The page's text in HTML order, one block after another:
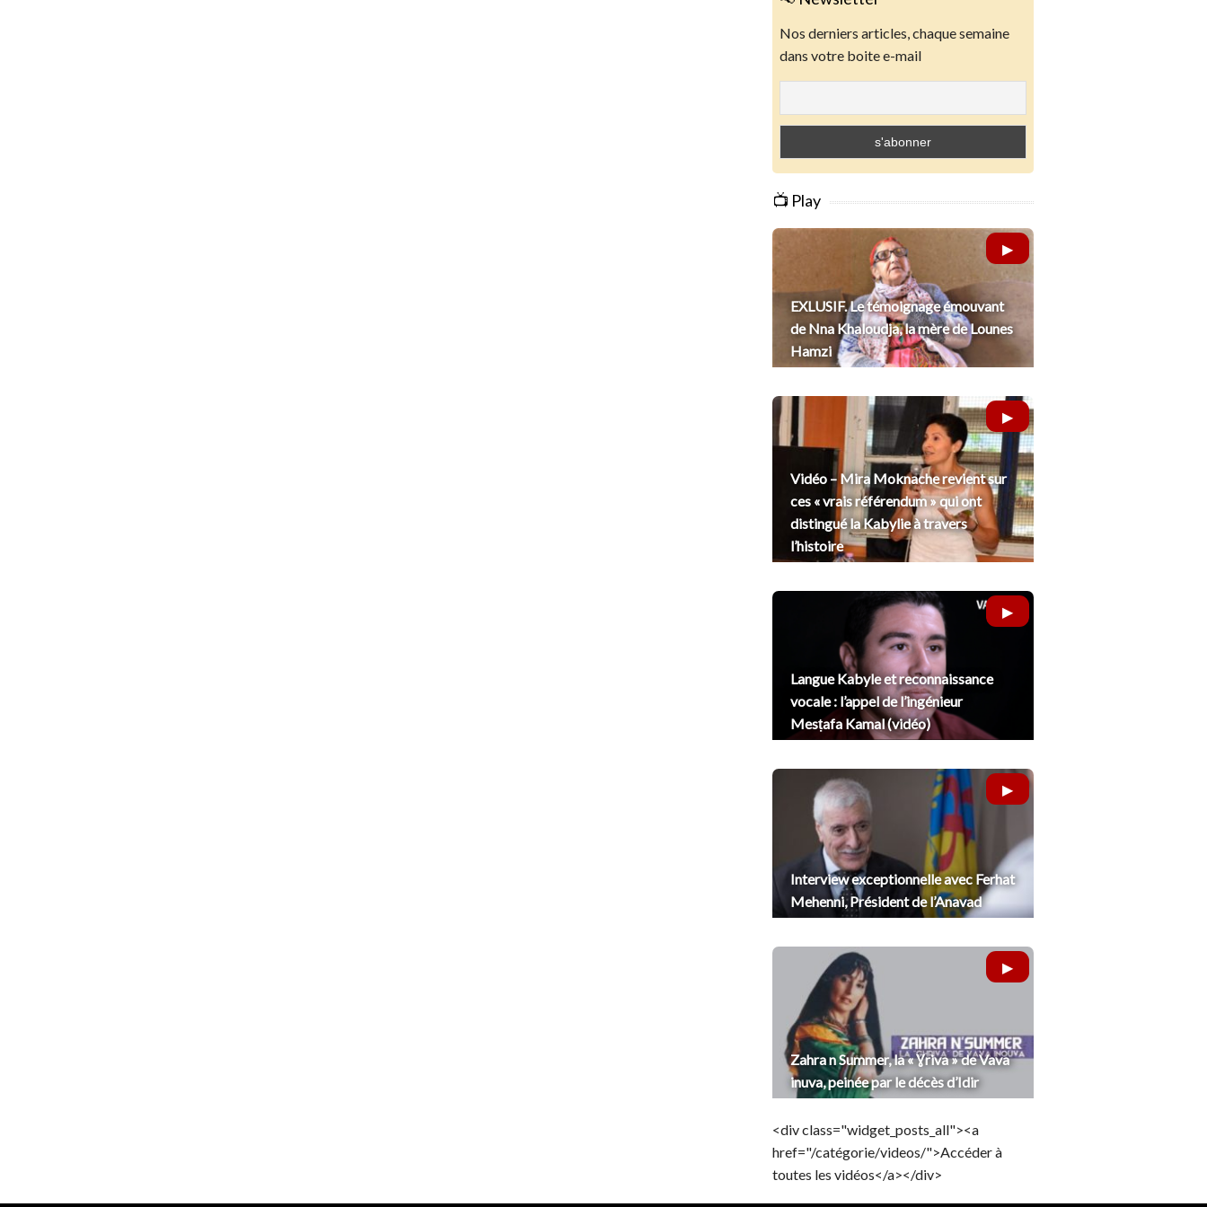
Nos derniers articles, chaque semaine
dans votre boite e-mail
📺 Play
EXLUSIF. Le témoignage émouvant
de Nna Khaloudja, la mère de Lounes
Hamzi
Vidéo – Mira Moknache revient sur
ces « vrais référendum » qui ont
distingué la Kabylie à travers
l’histoire
Langue Kabyle et reconnaissance
vocale : l’appel de l’ingénieur
Mesṭafa Kamal (vidéo)
Interview exceptionnelle avec Ferhat
Mehenni, Président de l’Anavad
Zahra n Summer, la « Ɣriva » de Vava
inuva, peinée par le décès d’Idir
<div class="widget_posts_all"><a
href="/catégorie/videos/">Accéder à
toutes les vidéos</a></div>